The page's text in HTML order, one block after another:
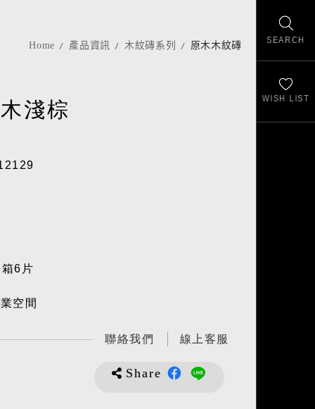
SEARCH
WISH LIST
Home 產品資訊 木紋磚系列 原木木紋磚
淺棕
6片
空間
聯絡我們 線上客服
Share